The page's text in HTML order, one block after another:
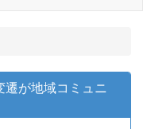
が地域コミュニ